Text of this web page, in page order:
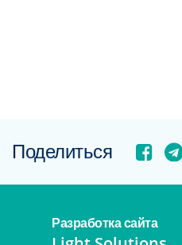
Поделиться
Разработка сайта